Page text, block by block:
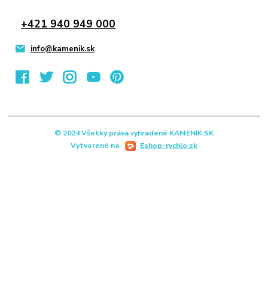
+421 940 949 000
info@kamenik.sk
© 2024 Všetky práva vyhradené KAMENIK.SK
Vytvorené na
Eshop-rychlo.sk